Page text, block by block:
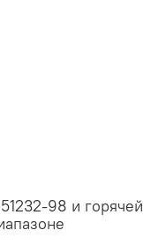
98 и горячей